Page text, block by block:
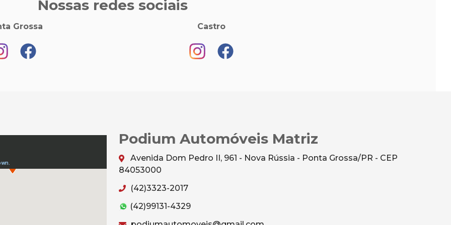
Nossas redes sociais
Grossa Castro
Podium Automóveis Matriz
Avenida Dom Pedro II, 961 - Nova Rússia - Ponta Grossa/PR - CEP
84053000
(42)3323-2017
(42)99131-4329